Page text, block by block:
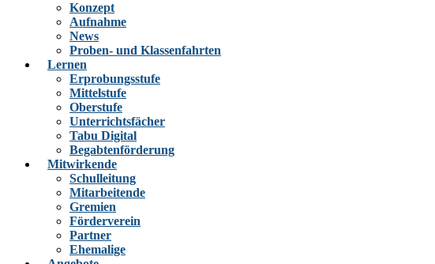
Konzept
Aufnahme
News
Proben- und Klassenfahrten
Lernen
Erprobungsstufe
Mittelstufe
Oberstufe
Unterrichtsfächer
Tabu Digital
Begabtenförderung
Mitwirkende
Schulleitung
Mitarbeitende
Gremien
Förderverein
Partner
Ehemalige